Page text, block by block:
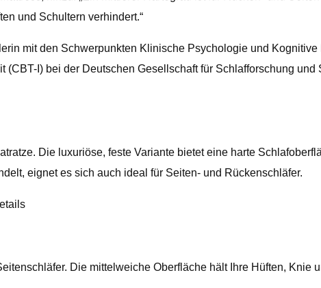
und Schultern verhindert.“
mit den Schwerpunkten Klinische Psychologie und
I) bei der Deutschen Gesellschaft für Schlafforschung
Die luxuriöse, feste Variante bietet eine harte
eignet es sich auch ideal für Seiten- und Rückenschläfer.
Die mittelweiche Oberfläche hält Ihre Hüften, Knie